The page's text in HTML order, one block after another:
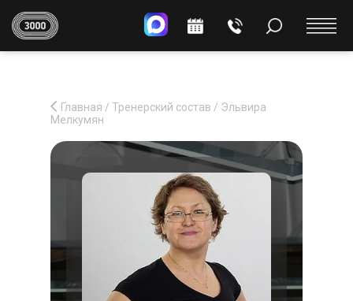
Главная / Тренерский состав / Эльвира
Мелкумян